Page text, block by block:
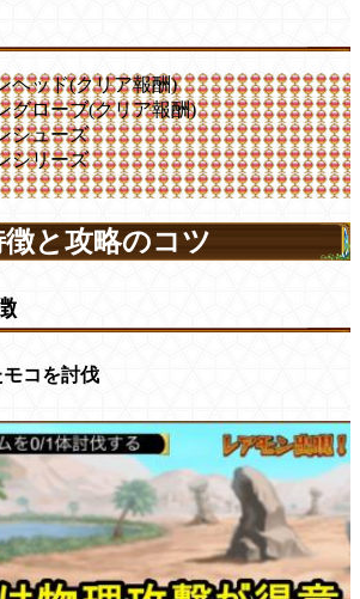
ヘッド(クリア報酬)
グローブ(クリア報酬)
シューズ
シリーズ
と攻略のコツ
コを討伐